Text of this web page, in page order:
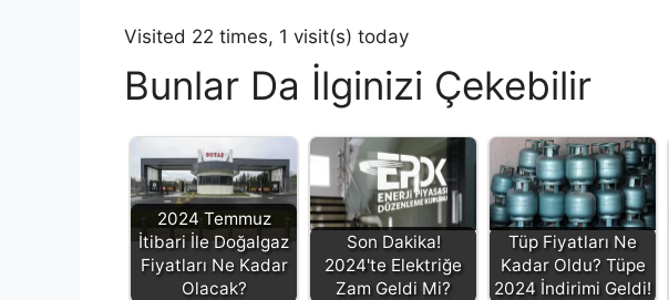
Visited 22 times, 1 visit(s) today
Bunlar Da İlginizi Çekebilir
2024 Temmuz
İtibari İle Doğalgaz
Fiyatları Ne Kadar
Olacak?
Son Dakika!
2024'te Elektriğe
Zam Geldi Mi?
Tüp Fiyatları Ne
Kadar Oldu? Tüpe
2024 İndirimi Geldi!